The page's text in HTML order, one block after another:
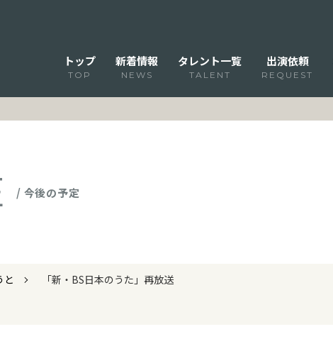
トップ
TOP
新着情報
NEWS
タレント一覧
TALENT
出演依頼
REQUEST
/ 今後の予定
と 「新・BS日本のうた」再放送